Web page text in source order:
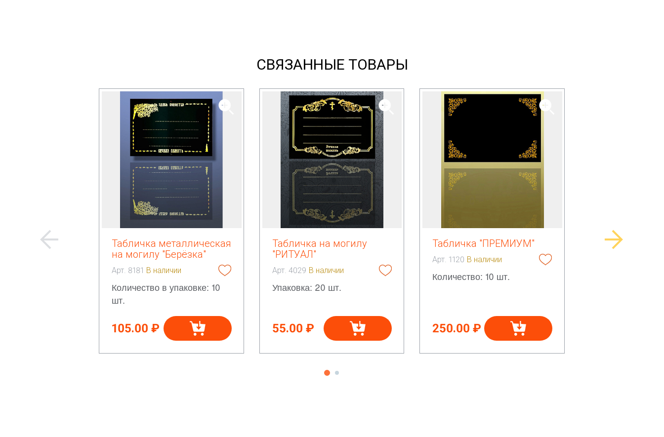
СВЯЗАННЫЕ ТОВАРЫ
Табличка металлическая
на могилу "Берёзка"
Арт. 8181 В наличии
Количество в упаковке: 10
шт.
105.00 ₽
Табличка на могилу
"РИТУАЛ"
Арт. 4029 В наличии
Упаковка: 20 шт.
55.00 ₽
Табличка "ПРЕМИУМ"
Арт. 1120 В наличии
Количество: 10 шт.
250.00 ₽